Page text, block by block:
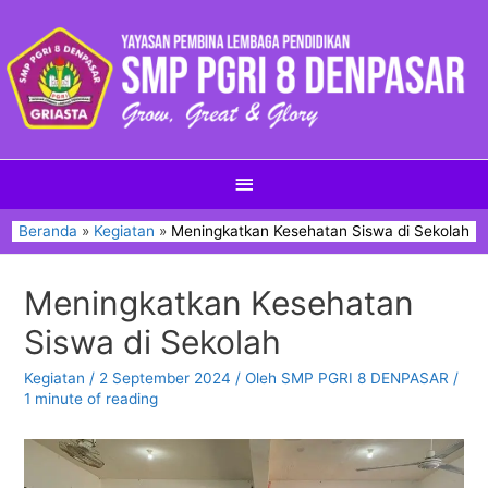
Beranda Kegiatan Meningkatkan Kesehatan Siswa di Sekolah
Meningkatkan Kesehatan
Siswa di Sekolah
Kegiatan / 2 September 2024 / Oleh SMP PGRI 8 DENPASAR /
1 minute of reading